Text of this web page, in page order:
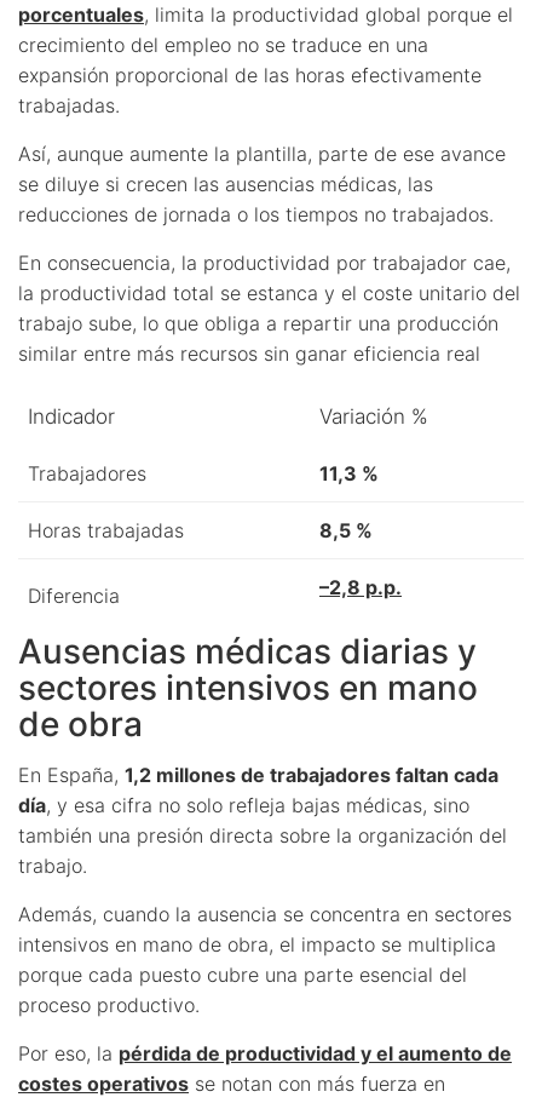
porcentuales, limita la productividad global porque el
crecimiento del empleo no se traduce en una
expansión proporcional de las horas efectivamente
trabajadas.
Así, aunque aumente la plantilla, parte de ese avance
se diluye si crecen las ausencias médicas, las
reducciones de jornada o los tiempos no trabajados.
En consecuencia, la productividad por trabajador cae,
la productividad total se estanca y el coste unitario del
trabajo sube, lo que obliga a repartir una producción
similar entre más recursos sin ganar eficiencia real
Indicador Variación %
Trabajadores 11,3 %
Horas trabajadas 8,5 %
Diferencia –2,8 p.p.
Ausencias médicas diarias y
sectores intensivos en mano
de obra
En España, 1,2 millones de trabajadores faltan cada
día, y esa cifra no solo refleja bajas médicas, sino
también una presión directa sobre la organización del
trabajo.
Además, cuando la ausencia se concentra en sectores
intensivos en mano de obra, el impacto se multiplica
porque cada puesto cubre una parte esencial del
proceso productivo.
Por eso, la pérdida de productividad y el aumento de
costes operativos se notan con más fuerza en